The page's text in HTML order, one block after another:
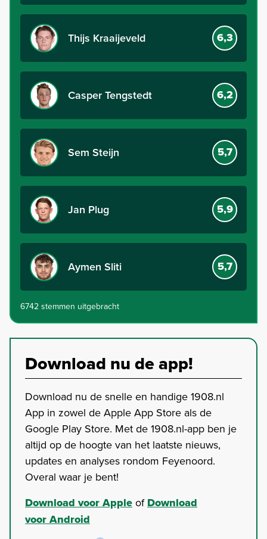
Thijs Kraaijeveld 6,3
Casper Tengstedt 6,2
Sem Steijn 5,7
Jan Plug 5,9
Aymen Sliti 5,7
6742 stemmen uitgebracht
Download nu de app!
Download nu de snelle en handige 1908.nl
App in zowel de Apple App Store als de
Google Play Store. Met de 1908.nl-app ben je
altijd op de hoogte van het laatste nieuws,
updates en analyses rondom Feyenoord.
Overal waar je bent!
Download voor Apple of Download
voor Android